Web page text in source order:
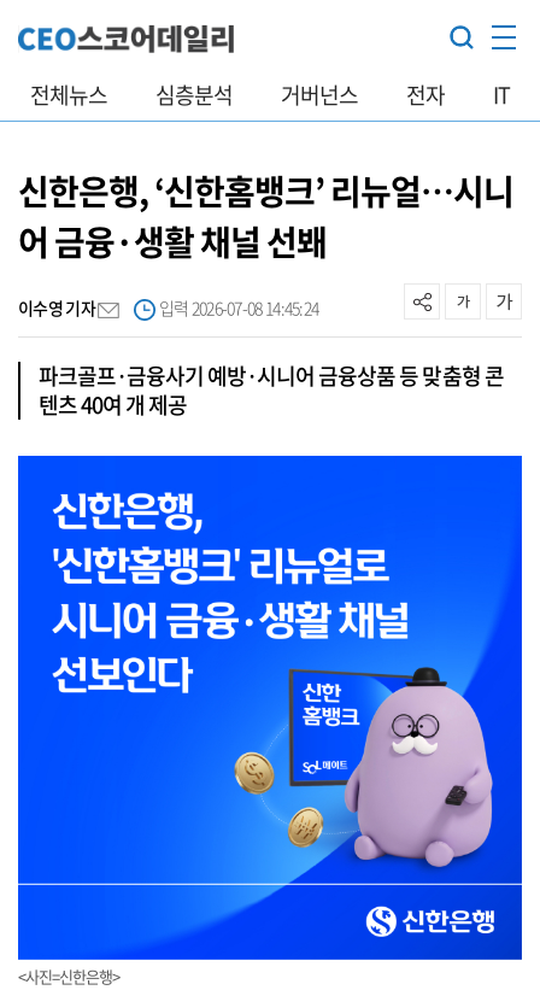
전체뉴스 심층분석 거버넌스 전자 IT
신한은행, ‘신한홈뱅크’ 리뉴얼…시니
어 금융·생활 채널 선봬
이수영 기자 입력 2026-07-08 14:45:24
파크골프·금융사기 예방·시니어 금융상품 등 맞춤형 콘
텐츠 40여 개 제공
<사진=신한은행>